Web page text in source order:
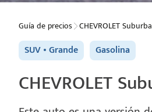
Guía de precios CHEVROLET
SUV Grande Gasolina
CHEVROLET